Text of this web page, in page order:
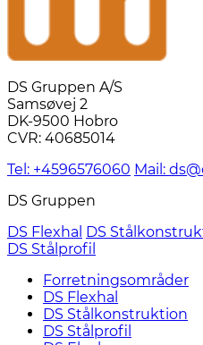
DS Gruppen A/S
Samsøvej 2
DK-9500 Hobro
CVR: 40685014
Tel: +4596576060 Mail:
DS Gruppen
DS Flexhal DS
DS Stålprofil
Forretningsområder
DS Flexhal
DS Stålkonstruktion
DS Stålprofil